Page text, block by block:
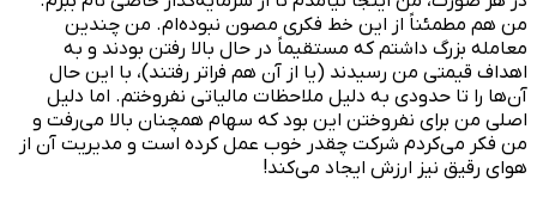
من هم مطمئناً از این خط فکری مصون نبوده‌ام. من چندین
معامله بزرگ داشتم که مستقیماً در حال بالا رفتن بودند و به
اهداف قیمتی من رسیدند (یا از آن هم فراتر رفتند)، با این حال
آن‌ها را تا حدودی به دلیل ملاحظات مالیاتی نفروختم. اما دلیل
اصلی من برای نفروختن این بود که سهام همچنان بالا می‌رفت و
من فکر می‌کردم شرکت چقدر خوب عمل کرده است و مدیریت آن از
هوای رقیق نیز ارزش ایجاد می‌کند!